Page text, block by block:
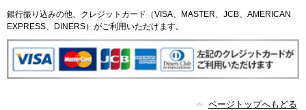
銀行振り込みの他、クレジットカード（VISA、MASTER、JCB、AMERICAN
EXPRESS、DINERS）がご利用いただけます。
ページトップへもどる